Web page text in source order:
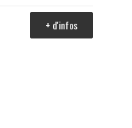
+ d'infos